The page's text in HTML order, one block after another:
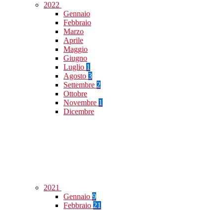
2022
Gennaio
Febbraio
Marzo
Aprile
Maggio
Giugno
Luglio 1
Agosto 3
Settembre 2
Ottobre
Novembre 1
Dicembre
2021
Gennaio 9
Febbraio 21